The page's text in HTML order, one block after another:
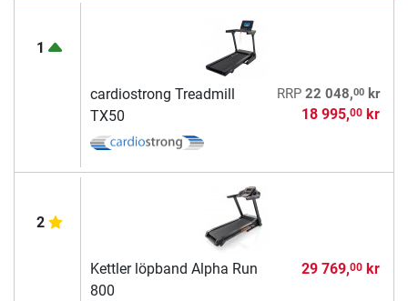
1
cardiostrong Treadmill
TX50
RRP 22 048,00kr
18 995,00kr
2
Kettler löpband Alpha Run
800
29 769,00kr